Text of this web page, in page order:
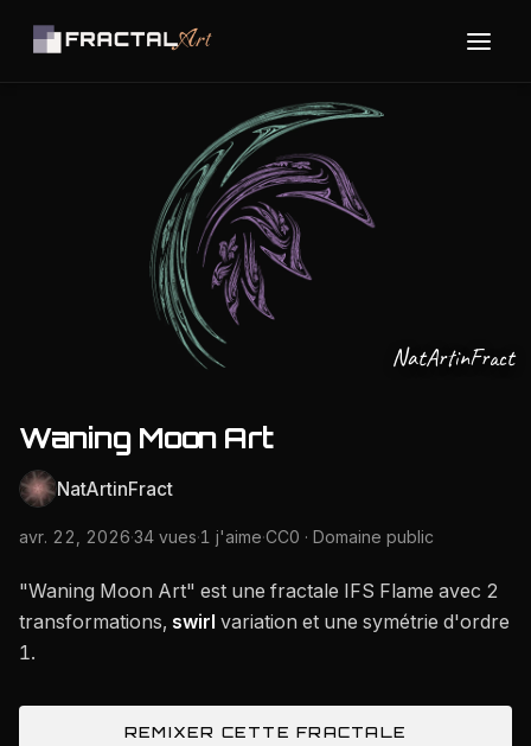
NatArtinFract
Waning Moon Art
NatArtinFract
avr. 22, 2026·34 vues·1 j'aime·CC0 · Domaine public
"Waning Moon Art" est une fractale IFS Flame avec 2
transformations, swirl variation et une symétrie d'ordre
1.
REMIXER CETTE FRACTALE